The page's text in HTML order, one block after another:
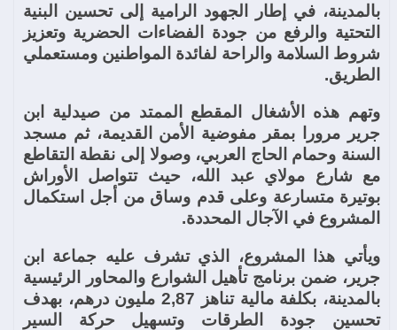
بالمدينة، في إطار الجهود الرامية إلى تحسين البنية
التحتية والرفع من جودة الفضاءات الحضرية وتعزيز
شروط السلامة والراحة لفائدة المواطنين ومستعملي
الطريق.
وتهم هذه الأشغال المقطع الممتد من صيدلية ابن
جرير مرورا بمقر مفوضية الأمن القديمة، ثم مسجد
السنة وحمام الحاج العربي، وصولا إلى نقطة التقاطع
مع شارع مولاي عبد الله، حيث تتواصل الأوراش
بوتيرة متسارعة وعلى قدم وساق من أجل استكمال
المشروع في الآجال المحددة.
ويأتي هذا المشروع، الذي تشرف عليه جماعة ابن
جرير، ضمن برنامج تأهيل الشوارع والمحاور الرئيسية
بالمدينة، بكلفة مالية تناهز 2,87 مليون درهم، بهدف
تحسين جودة الطرقات وتسهيل حركة السير